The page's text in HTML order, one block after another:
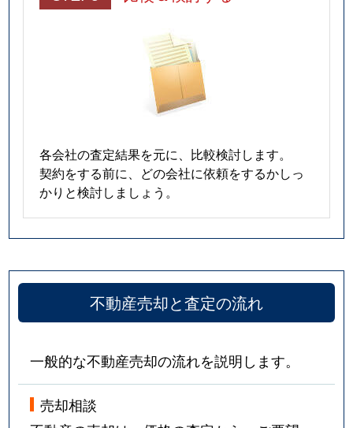
各会社の査定結果を元に、比較検討します。
契約をする前に、どの会社に依頼をするかしっ
かりと検討しましょう。
不動産売却と査定の流れ
一般的な不動産売却の流れを説明します。
売却相談